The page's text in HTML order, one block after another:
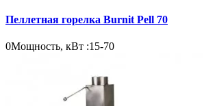
Пеллетная горелка Burnit Pell 70
0Мощность, кВт :15-70